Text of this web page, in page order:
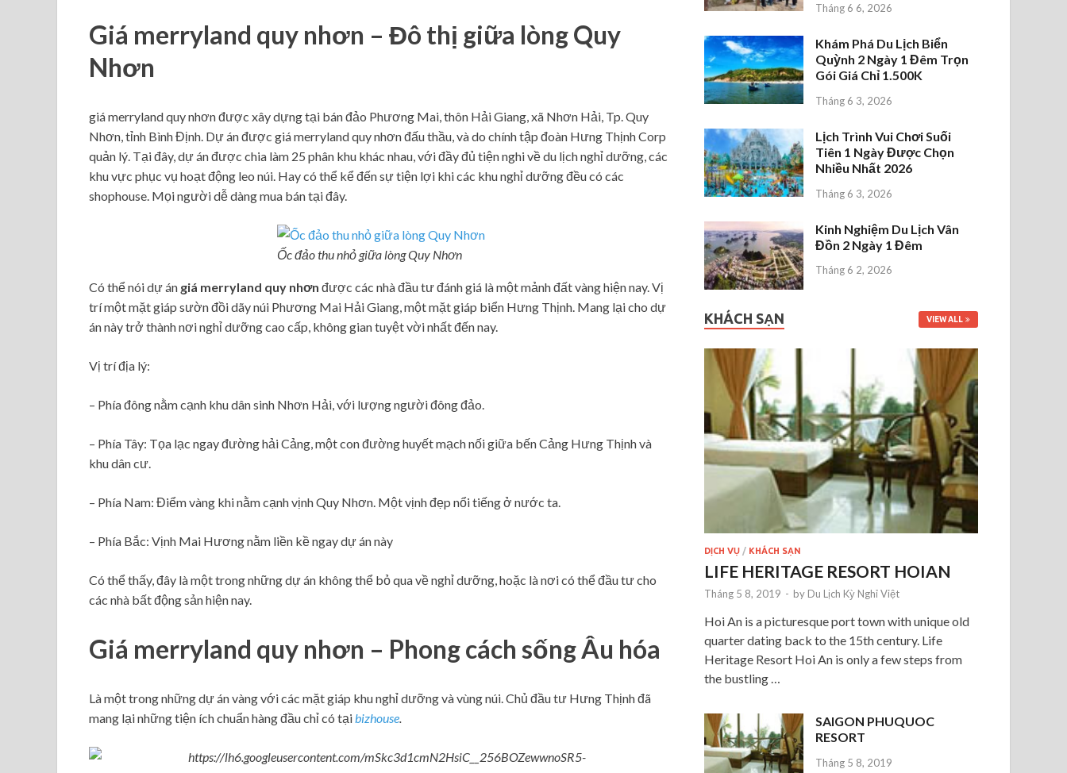
Giá merryland quy nhơn – Đô thị giữa lòng Quy
Nhơn
giá merryland quy nhơnđược xây dựng tại bán đảo Phương Mai, thôn Hải Giang, xã Nhơn Hải, Tp. Quy
Nhơn, tỉnh Bình Định. Dự án được giá merryland quy nhơn đấu thầu, và do chính tập đoàn Hưng Thịnh Corp
quản lý. Tại đây, dự án được chia làm 25 phân khu khác nhau, với đầy đủ tiện nghi về du lịch nghỉ dưỡng, các
khu vực phục vụ hoạt động leo núi. Hay có thể kể đến sự tiện lợi khi các khu nghỉ dưỡng đều có các
shophouse. Mọi người dễ dàng mua bán tại đây.
Ốc đảo thu nhỏ giữa lòng Quy Nhơn
Có thể nói dự án giá merryland quy nhơn được các nhà đầu tư đánh giá là một mảnh đất vàng hiện nay. Vị
trí một mặt giáp sườn đồi dãy núi Phương Mai Hải Giang, một mặt giáp biển Hưng Thịnh. Mang lại cho dự
án này trở thành nơi nghỉ dưỡng cao cấp, không gian tuyệt vời nhất đến nay.
Vị trí địa lý:
– Phía đông nằm cạnh khu dân sinh Nhơn Hải, với lượng người đông đảo.
– Phía Tây: Tọa lạc ngay đường hải Cảng, một con đường huyết mạch nối giữa bến Cảng Hưng Thịnh và
khu dân cư.
– Phía Nam: Điểm vàng khi nằm cạnh vịnh Quy Nhơn. Một vịnh đẹp nổi tiếng ở nước ta.
– Phía Bắc: Vịnh Mai Hương nằm liền kề ngay dự án này
Có thể thấy, đây là một trong những dự án không thể bỏ qua về nghỉ dưỡng, hoặc là nơi có thể đầu tư cho
các nhà bất động sản hiện nay.
Giá merryland quy nhơn – Phong cách sống Âu hóa
Là một trong những dự án vàng với các mặt giáp khu nghỉ dưỡng và vùng núi. Chủ đầu tư Hưng Thịnh đã
mang lại những tiện ích chuẩn hàng đầu chỉ có tại bizhouse
Tháng 6 6, 2026
Khám Phá Du Lịch Biển
Quỳnh 2 Ngày 1 Đêm Trọn
Gói Giá Chỉ 1.500K
Tháng 6 3, 2026
Lịch Trình Vui Chơi Suối
Tiên 1 Ngày Được Chọn
Nhiều Nhất 2026
Tháng 6 3, 2026
Kinh Nghiệm Du Lịch Vân
Đồn 2 Ngày 1 Đêm
Tháng 6 2, 2026
KHÁCH SẠN VIEW ALL
DỊCH VỤ / KHÁCH SẠN
LIFE HERITAGE RESORT HOIAN
Tháng 5 8, 2019 - by Du Lịch Kỳ Nghỉ Việt
Hoi An is a picturesque port town with unique old
quarter dating back to the 15th century. Life
Heritage Resort Hoi An is only a few steps from
the bustling …
SAIGON PHUQUOC
RESORT
Tháng 5 8, 2019